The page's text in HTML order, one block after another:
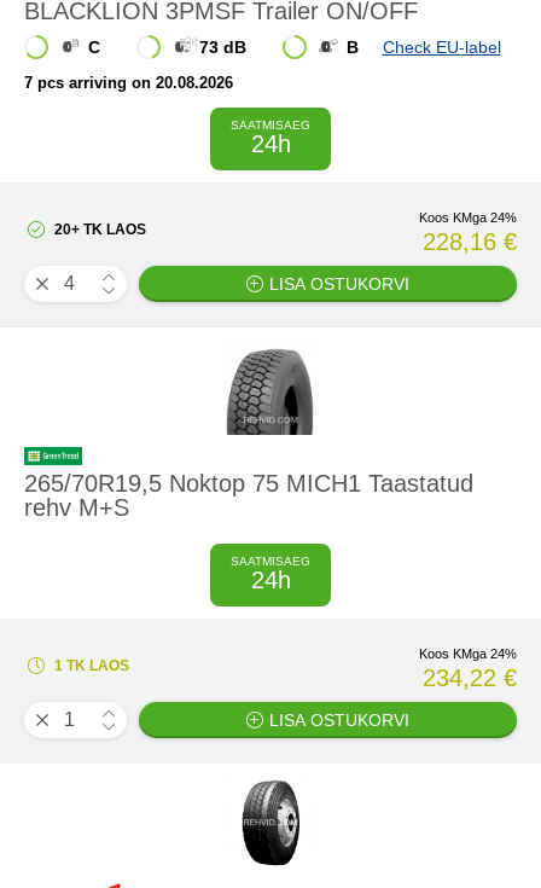
BLACKLION 3PMSF Trailer ON/OFF
C 73 dB B Check EU-label
7 pcs arriving on 20.08.2026
SAATMISAEG
24h
20+ TK LAOS
Koos KMga 24%
228,16 €
LISA OSTUKORVI
265/70R19,5 Noktop 75 MICH1 Taastatud
rehv M+S
SAATMISAEG
24h
1 TK LAOS
Koos KMga 24%
234,22 €
LISA OSTUKORVI